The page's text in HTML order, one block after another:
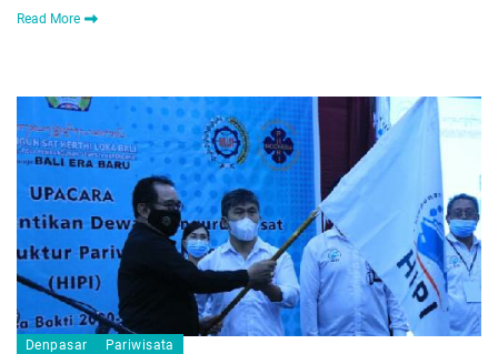
Read More
Denpasar Pariwisata